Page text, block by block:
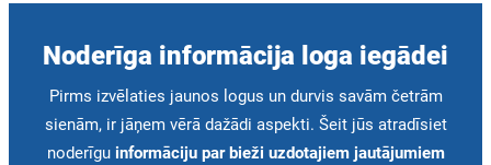
Noderīga informācija loga iegādei
Pirms izvēlaties jaunos logus un durvis savām četrām
sienām, ir jāņem vērā dažādi aspekti. Šeit jūs atradīsiet
noderīgu informāciju par bieži uzdotajiem jautājumiem